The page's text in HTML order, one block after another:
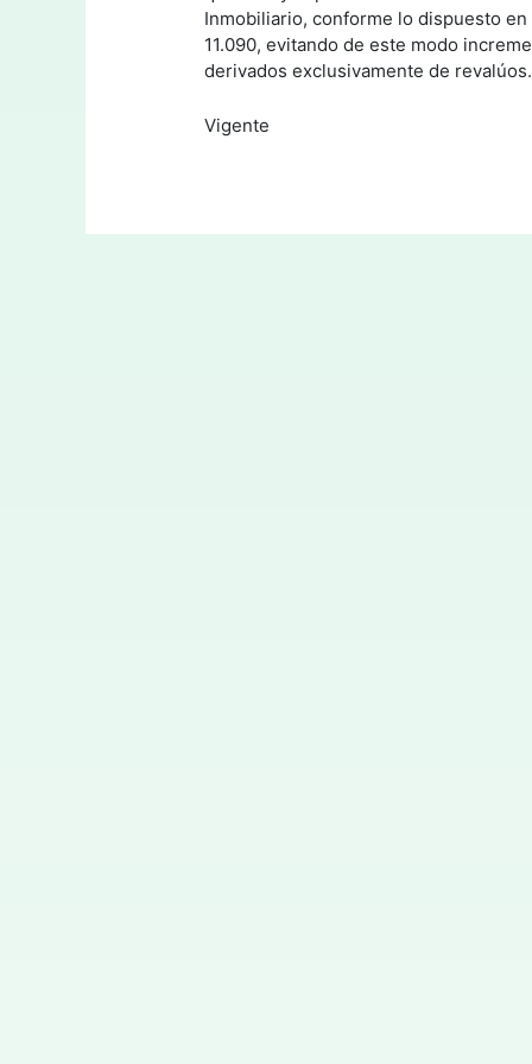
Inmobiliario, conforme lo dispuesto
11.090, evitando de este modo
derivados exclusivamente de revalúos.
Vigente